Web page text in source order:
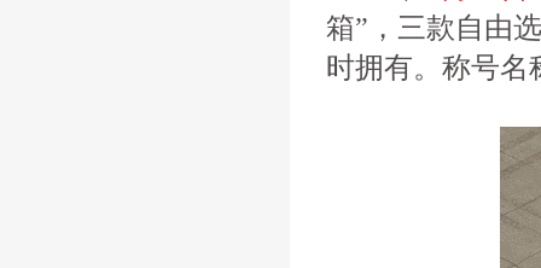
箱”，三款自由
时拥有。称号名